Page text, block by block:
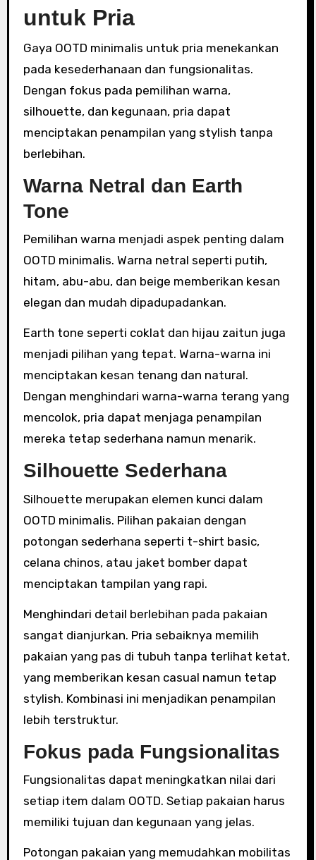
untuk Pria
Gaya OOTD minimalis untuk pria menekankan
pada kesederhanaan dan fungsionalitas.
Dengan fokus pada pemilihan warna,
silhouette, dan kegunaan, pria dapat
menciptakan penampilan yang stylish tanpa
berlebihan.
Warna Netral dan Earth
Tone
Pemilihan warna menjadi aspek penting dalam
OOTD minimalis. Warna netral seperti putih,
hitam, abu-abu, dan beige memberikan kesan
elegan dan mudah dipadupadankan.
Earth tone seperti coklat dan hijau zaitun juga
menjadi pilihan yang tepat. Warna-warna ini
menciptakan kesan tenang dan natural.
Dengan menghindari warna-warna terang yang
mencolok, pria dapat menjaga penampilan
mereka tetap sederhana namun menarik.
Silhouette Sederhana
Silhouette merupakan elemen kunci dalam
OOTD minimalis. Pilihan pakaian dengan
potongan sederhana seperti t-shirt basic,
celana chinos, atau jaket bomber dapat
menciptakan tampilan yang rapi.
Menghindari detail berlebihan pada pakaian
sangat dianjurkan. Pria sebaiknya memilih
pakaian yang pas di tubuh tanpa terlihat ketat,
yang memberikan kesan casual namun tetap
stylish. Kombinasi ini menjadikan penampilan
lebih terstruktur.
Fokus pada Fungsionalitas
Fungsionalitas dapat meningkatkan nilai dari
setiap item dalam OOTD. Setiap pakaian harus
memiliki tujuan dan kegunaan yang jelas.
Potongan pakaian yang memudahkan mobilitas